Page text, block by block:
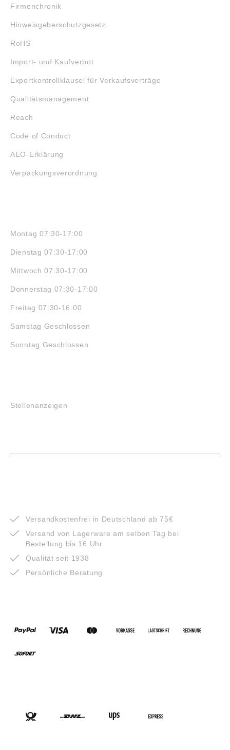
Firmenchronik
Hinweisgeberschutzgesetz
RoHS
Import- und Kaufverbot
Exportkontrollklausel für Verkaufsverträge
Qualitätsmanagement
Reach
Code of Conduct
AEO-Erklärung
Verpackungsverordnung
Montag 07:30-17:00
Dienstag 07:30-17:00
Mittwoch 07:30-17:00
Donnerstag 07:30-17:00
Freitag 07:30-16:00
Samstag Geschlossen
Sonntag Geschlossen
Stellenanzeigen
Versandkostenfrei in Deutschland ab 75€
Versand von Lagerware am selben Tag bei
Bestellung bis 16 Uhr
Qualität seit 1938
Persönliche Beratung